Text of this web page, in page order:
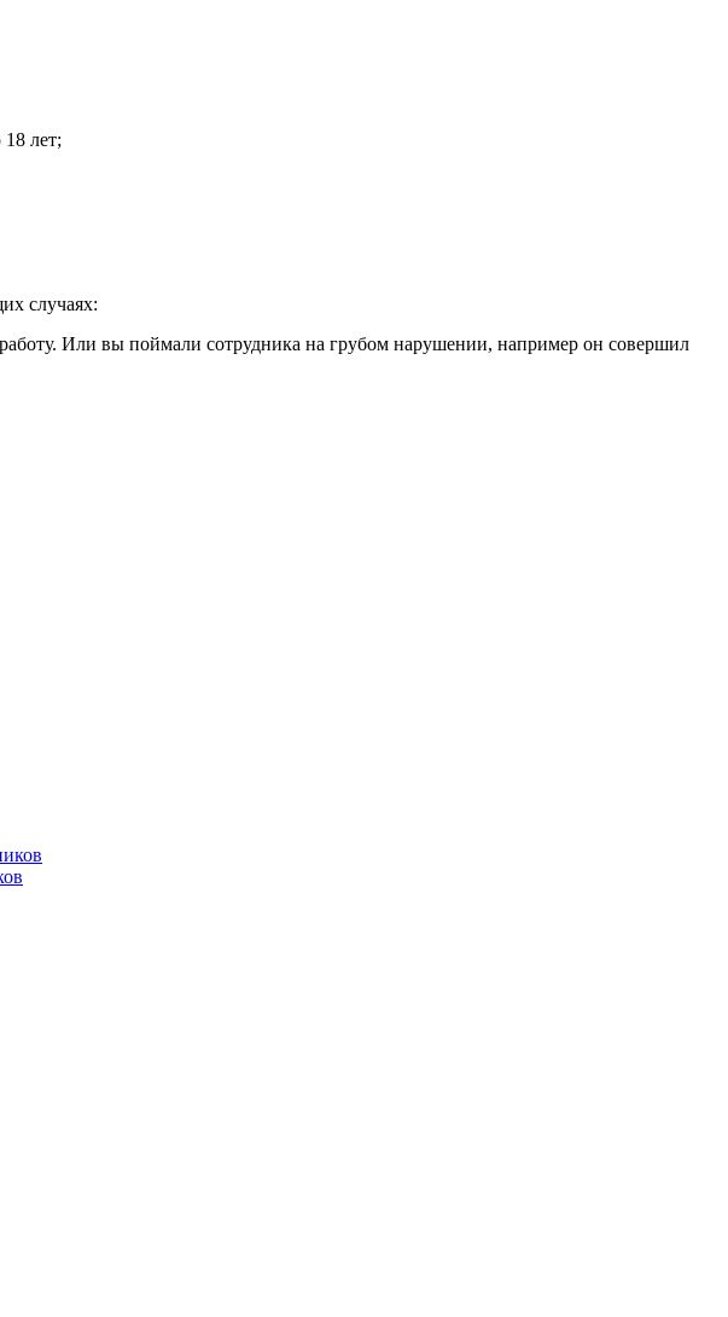
лет;
случаях:
Или вы поймали сотрудника на грубом нарушении, например он совершил